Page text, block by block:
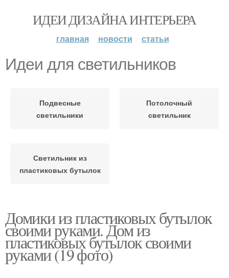
ИДЕИ ДИЗАЙНА ИНТЕРЬЕРА
главная новости статьи
Идеи для светильников
Подвесные
светильники
Потолочный
светильник
Светильник из
пластиковых бутылок
Домики из пластиковых бутылок
своими руками. Дом из
пластиковых бутылок своими
руками (19 фото)